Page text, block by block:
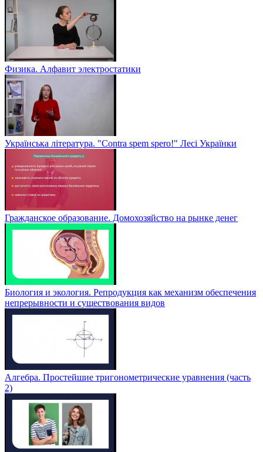
Физика. Алфавит электростатики
Українська література. "Contra spem spero!" Лесі Українки
Гражданское образование. Домохозяйство на рынке денег
Биология и экология. Репродукция как механизм обеспечения
непрерывности и существования видов
Алгебра. Простейшие тригонометрические уравнения (часть
2)